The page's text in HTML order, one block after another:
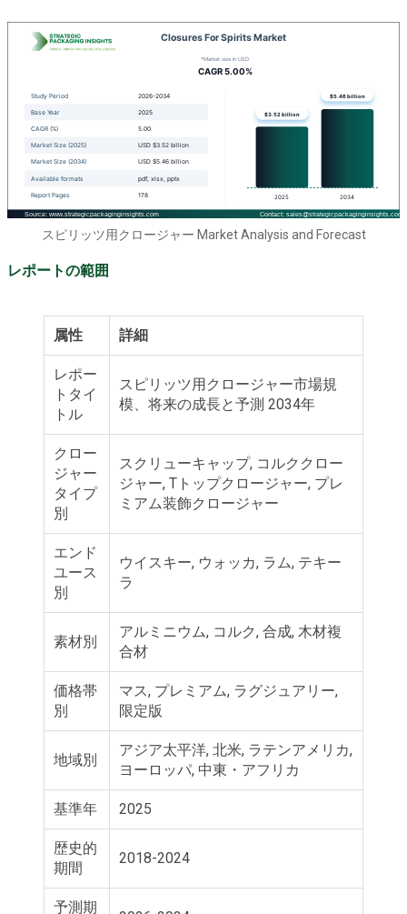
スピリッツ用クロージャー Market Analysis and Forecast
レポートの範囲
属性 詳細
レポー
トタイ
トル
スピリッツ用クロージャー市場規
模、将来の成長と予測 2034年
クロー
ジャー
タイプ
別
スクリューキャップ, コルククロー
ジャー, Tトップクロージャー, プレ
ミアム装飾クロージャー
エンド
ユース
別
ウイスキー, ウォッカ, ラム, テキー
ラ
素材別
アルミニウム, コルク, 合成, 木材複
合材
価格帯
別
マス, プレミアム, ラグジュアリー,
限定版
地域別
アジア太平洋, 北米, ラテンアメリカ,
ヨーロッパ, 中東・アフリカ
基準年 2025
歴史的
期間
2018-2024
予測期